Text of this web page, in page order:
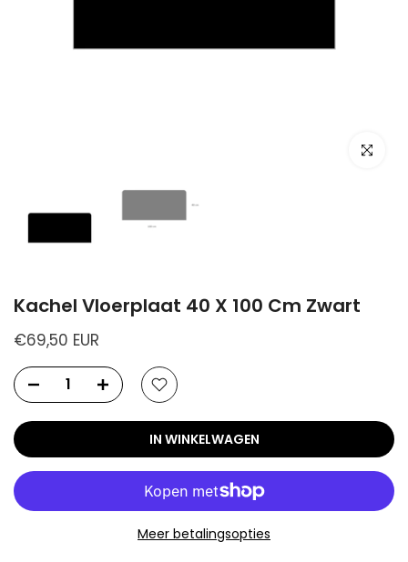
Kachel Vloerplaat 40 X 100 Cm Zwart
€69,50 EUR
IN WINKELWAGEN
Meer betalingsopties